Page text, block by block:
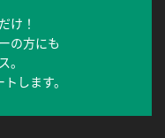
け！
の方にも
。
します。